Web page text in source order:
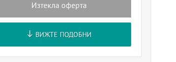
Изтекла оферта
ВИЖТЕ ПОДОБНИ